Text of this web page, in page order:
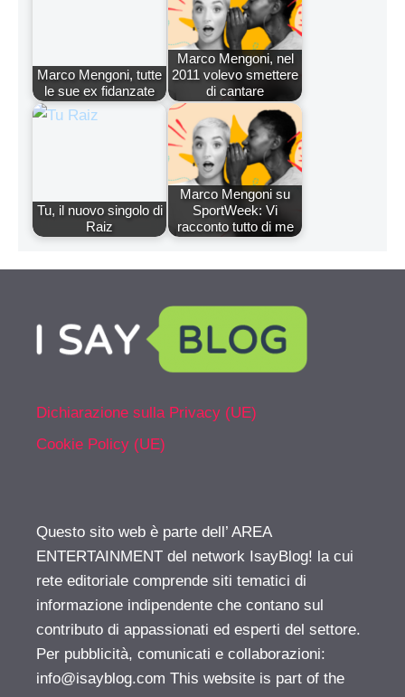
Marco Mengoni, tutte
le sue ex fidanzate
Marco Mengoni, nel
2011 volevo smettere
di cantare
Tu, il nuovo singolo di
Raiz
Marco Mengoni su
SportWeek: Vi
racconto tutto di me
Dichiarazione sulla Privacy (UE)
Cookie Policy (UE)
Questo sito web è parte dell’ AREA
ENTERTAINMENT del network IsayBlog! la cui
rete editoriale comprende siti tematici di
informazione indipendente che contano sul
contributo di appassionati ed esperti del settore.
Per pubblicità, comunicati e collaborazioni:
info@isayblog.com This website is part of the